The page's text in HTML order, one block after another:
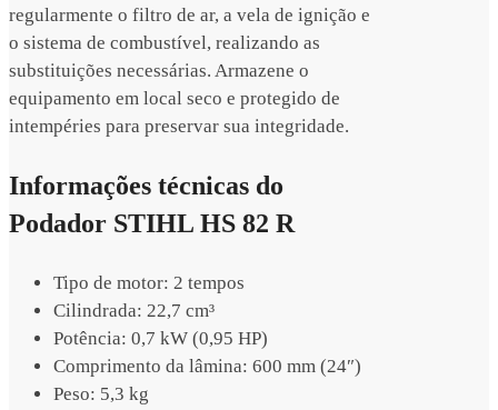
regularmente o filtro de ar, a vela de ignição e
o sistema de combustível, realizando as
substituições necessárias. Armazene o
equipamento em local seco e protegido de
intempéries para preservar sua integridade.
Informações técnicas do
Podador STIHL HS 82 R
Tipo de motor: 2 tempos
Cilindrada: 22,7 cm³
Potência: 0,7 kW (0,95 HP)
Comprimento da lâmina: 600 mm (24″)
Peso: 5,3 kg